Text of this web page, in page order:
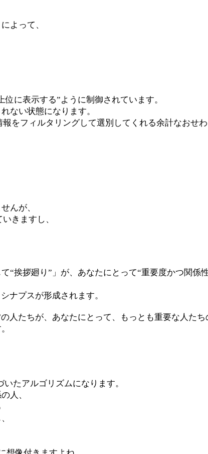
よって、
に表示する”ように制御されています。
ない状態になります。
をフィルタリングして選別してくれる余計なおせ
んが、
きますし、
“挨拶廻り”」が、あなたにとって“重要度かつ関
ナプスが形成されます。
人たちが、あなたにとって、もっとも重要な人た
たアルゴリズムになります。
人、